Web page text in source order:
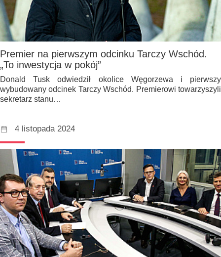
Premier na pierwszym odcinku Tarczy Wschód.
„To inwestycja w pokój”
Donald Tusk odwiedził okolice Węgorzewa i pierwszy
wybudowany odcinek Tarczy Wschód. Premierowi towarzyszyli
sekretarz stanu…
4 listopada 2024